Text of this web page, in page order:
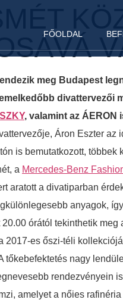
FŐOLDAL
meg Budapest
, valamint az ÁERON
Áron Eszter
is bemutatkozott,
a Mercedes-Benz
aratott a divatiparban
anyagok,
órától tekinthetik
es őszi-téli
tőkebefektetés nagy
rendezvényein
amelyet a nőies